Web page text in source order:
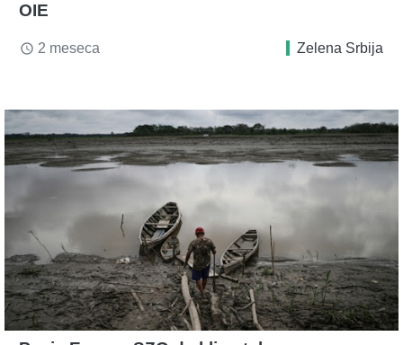
OIE
access_time 2 meseca Zelena Srbija